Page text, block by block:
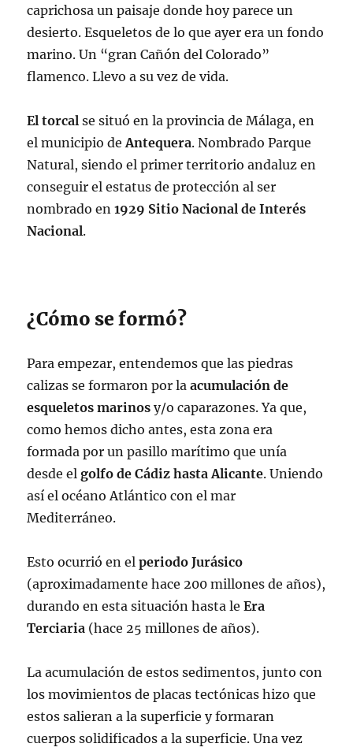
caprichosa un paisaje donde hoy parece un
desierto. Esqueletos de lo que ayer era un fondo
marino. Un “gran Cañón del Colorado”
flamenco. Llevo a su vez de vida.
El torcal se situó en la provincia de Málaga, en
el municipio deAntequera. Nombrado Parque
Natural, siendo el primer territorio andaluz en
conseguir el estatus de protección al ser
nombrado en1929 Sitio Nacional de Interés
Nacional.
¿Cómo se formó?
Para empezar, entendemos que las piedras
calizas se formaron por laacumulación de
esqueletos marinos y/o caparazones. Ya que,
como hemos dicho antes, esta zona era
formada por un pasillo marítimo que unía
desde elgolfo de Cádiz hasta Alicante. Uniendo
así el océano Atlántico con el mar
Mediterráneo.
Esto ocurrió en elperiodo Jurásico
(aproximadamente hace 200 millones de años),
durando en esta situación hasta le Era
Terciaria (hace 25 millones de años).
La acumulación de estos sedimentos, junto con
los movimientos de placas tectónicas hizo que
estos salieran a la superficie y formaran
cuerpos solidificados a la superficie. Una vez